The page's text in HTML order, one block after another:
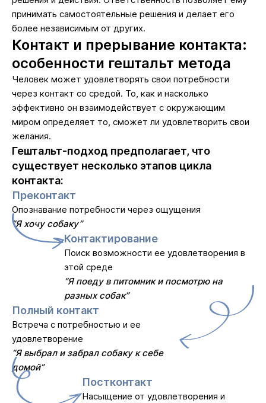
принимать самостоятельные решения и делает его
более независимым от других.
Контакт и прерывание контакта:
особенности гештальт метода
Человек может удовлетворять свои потребности
через контакт со средой. То, как и насколько
эффективно он взаимодействует с окружающим
миром определяет то, сможет ли удовлетворить свои
желания.
Гештальт-подход предполагает, что
существует несколько этапов цикла
контакта:
Преконтакт
Опознавание потребности через ощущения
“Я хочу собаку”
Контактирование
Поиск возможности ее удовлетворения в
этой среде
“Я поеду в питомник и посмотрю на
разных собак”
Полный контакт
Встреча с потребностью и ее
удовлетворение
“Я выбрал и забрал собаку к себе
домой”
Постконтакт
Насыщение от удовлетворения и